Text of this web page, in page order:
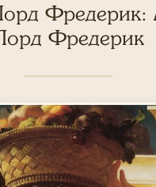
Фредерик:
Фредерик